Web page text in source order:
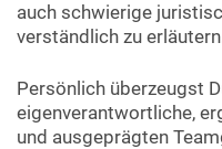
auch schwierige
verständlich zu
Persönlich überzeugst
eigenverantwortliche,
und ausgeprägten